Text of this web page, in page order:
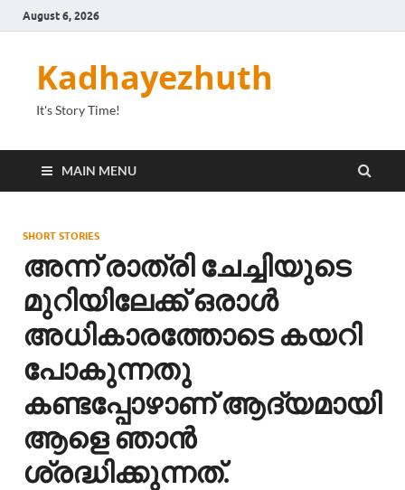
August 6, 2026
Kadhayezhuth
It's Story Time!
MAIN MENU
SHORT STORIES
അന്ന് രാത്രി ചേച്ചിയുടെ
മുറിയിലേക്ക് ഒരാൾ
അധികാരത്തോടെ കയറി
പോകുന്നതു
കണ്ടപ്പോഴാണ് ആദ്യമായി
ആളെ ഞാൻ
ശ്രദ്ധിക്കുന്നത്.